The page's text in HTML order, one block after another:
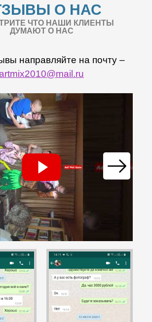
О НАС
ЧТО НАШИ КЛИЕНТЫ
ДУМАЮТ О НАС
направляйте на почту –